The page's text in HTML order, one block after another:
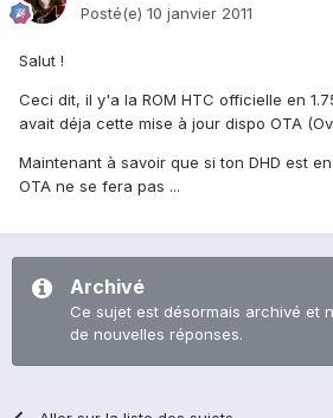
Posté(e) 10 janvier 2011
Salut !
Ceci dit, il y'a la ROM HTC officielle en
avait déja cette mise à jour dispo OTA
Maintenant à savoir que si ton DHD est
OTA ne se fera pas ...
Archivé
Ce sujet est désormais archivé et
de nouvelles réponses.